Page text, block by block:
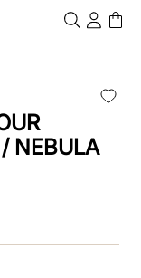
NEBULA